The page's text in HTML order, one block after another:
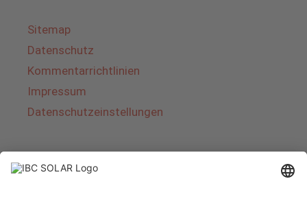
Sitemap
Datenschutz
Kommentarrichtlinien
Impressum
Datenschutzeinstellungen
Über IBC SOLAR